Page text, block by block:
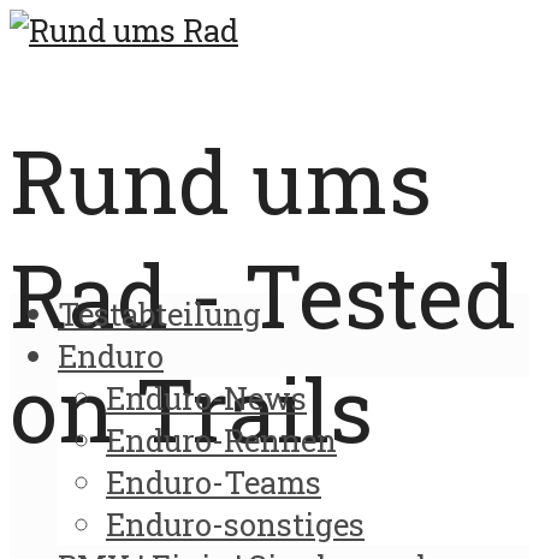
Rund ums
Rad - Tested
on Trails
Testabteilung
Enduro
Enduro-News
Enduro-Rennen
Enduro-Teams
Enduro-sonstiges